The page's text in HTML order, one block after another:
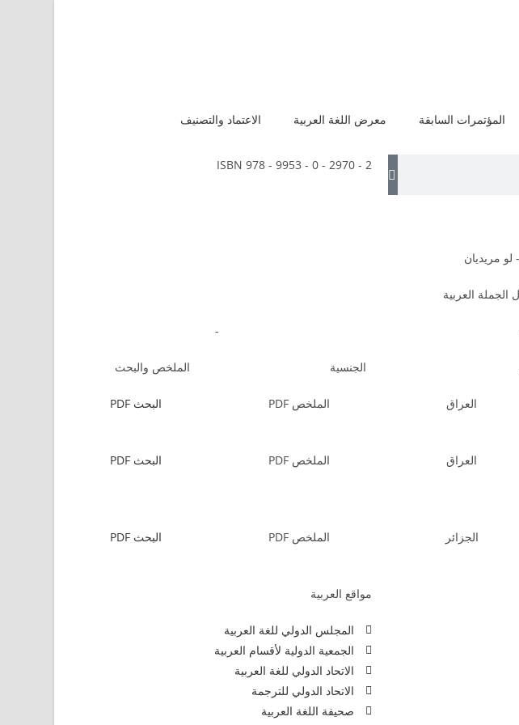
المؤتمرات السابقة معرض اللغة العربية الاعتماد والتصنيف
ISBN 978 - 9953 - 0 - 2970 - 2
-
الجنسية الملخص والبحث
العراق الملخص PDF البحث PDF
العراق الملخص PDF البحث PDF
الجزائر الملخص PDF البحث PDF
مواقع العربية
المجلس الدولي للغة العربية
الجمعية الدولية لأقسام العربية
الاتحاد الدولي للغة العربية
الاتحاد الدولي للترجمة
صحيفة اللغة العربية